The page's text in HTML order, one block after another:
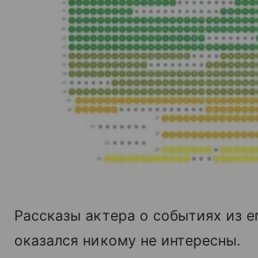
Рассказы актера о событиях из
оказался никому не интересны.